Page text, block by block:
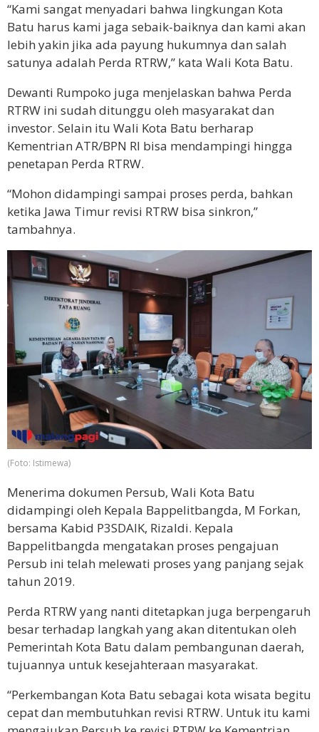
“Kami sangat menyadari bahwa lingkungan Kota
Batu harus kami jaga sebaik-baiknya dan kami akan
lebih yakin jika ada payung hukumnya dan salah
satunya adalah Perda RTRW,” kata Wali Kota Batu.
Dewanti Rumpoko juga menjelaskan bahwa Perda
RTRW ini sudah ditunggu oleh masyarakat dan
investor. Selain itu Wali Kota Batu berharap
Kementrian ATR/BPN RI bisa mendampingi hingga
penetapan Perda RTRW.
“Mohon didampingi sampai proses perda, bahkan
ketika Jawa Timur revisi RTRW bisa sinkron,”
tambahnya.
(Foto: Istimewa)
Menerima dokumen Persub, Wali Kota Batu
didampingi oleh Kepala Bappelitbangda, M Forkan,
bersama Kabid P3SDAIK, Rizaldi. Kepala
Bappelitbangda mengatakan proses pengajuan
Persub ini telah melewati proses yang panjang sejak
tahun 2019.
Perda RTRW yang nanti ditetapkan juga berpengaruh
besar terhadap langkah yang akan ditentukan oleh
Pemerintah Kota Batu dalam pembangunan daerah,
tujuannya untuk kesejahteraan masyarakat.
“Perkembangan Kota Batu sebagai kota wisata begitu
cepat dan membutuhkan revisi RTRW. Untuk itu kami